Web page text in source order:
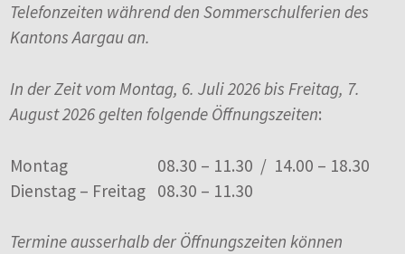
Telefonzeiten während den Sommerschulferien des
Kantons Aargau an.
In der Zeit vom Montag, 6. Juli 2026 bis Freitag, 7.
August 2026 gelten folgende Öffnungszeiten:
Montag
08.30 – 11.30 / 14.00 – 18.30
Dienstag – Freitag 08.30 – 11.30
Termine ausserhalb der Öffnungszeiten können